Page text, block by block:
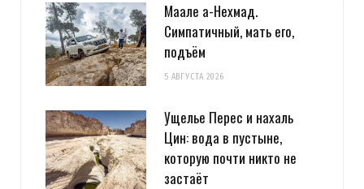
Маале а-Нехмад.
Симпатичный, мать его,
подъём
5 АВГУСТА 2026
Ущелье Перес и нахаль
Цин: вода в пустыне,
которую почти никто не
застаёт